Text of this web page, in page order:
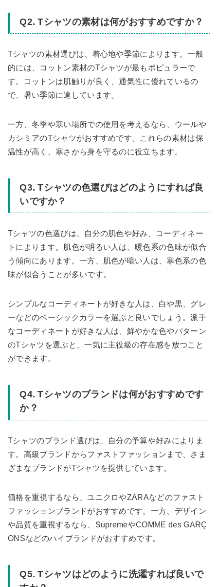
Q2. Tシャツの素材は何がおすすめですか？
Tシャツの素材選びは、着心地や季節によります。一般
的には、コットン素材のTシャツが最もポピュラーで
す。コットンは肌触りが良く、通気性に優れているの
で、暑い季節に適しています。
一方、冬季や寒い場所での使用を考えるなら、ウールや
カシミアのTシャツがおすすめです。これらの素材は保
温性が高く、寒さから身を守るのに役立ちます。
Q3. Tシャツの色選びはどのようにすれば良
いですか？
Tシャツの色選びは、自分の肌色や好み、コーディネー
トによります。肌色が明るい人は、暖色系の色味が似合
う傾向にあります。一方、肌色が暗い人は、寒色系の色
味が似合うことが多いです。
シンプルなコーディネートが好きな人は、白や黒、グレ
ーなどのベーシックカラーを選ぶと良いでしょう。派手
なコーディネートが好きな人は、鮮やかな色やパターン
のTシャツを選ぶと、一気に主役級の存在感を放つこと
ができます。
Q4. Tシャツのブランドは何がおすすめです
か？
Tシャツのブランド選びは、自分の予算や好みによりま
す。高級ブランドからファストファッションまで、さま
ざまなブランドがTシャツを提供しています。
価格を重視するなら、ユニクロやZARAなどのファスト
ファッションブランドがおすすめです。一方、デザイン
や品質を重視するなら、SupremeやCOMME des GARÇ
ONSなどのハイブランドがおすすめです。
Q5. Tシャツはどのように洗濯すれば良いで